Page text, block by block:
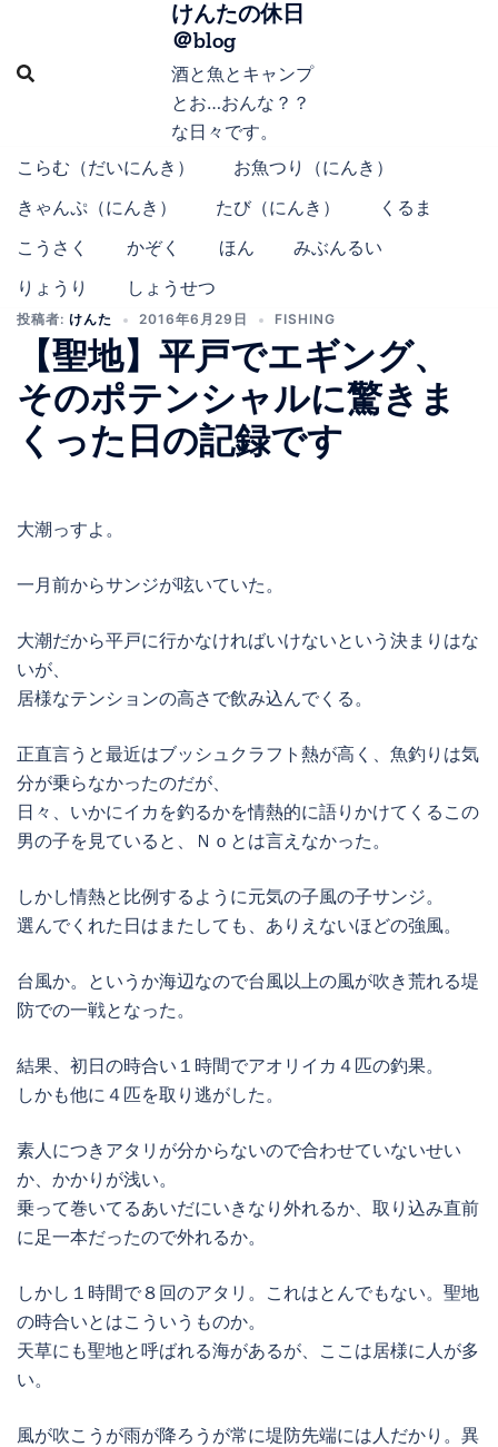
けんたの休日
＠blog
酒と魚とキャンプ
とお…おんな？？
な日々です。
こらむ（だいにんき）
お魚つり（にんき）
きゃんぷ（にんき）
たび（にんき）
くるま
こうさく
かぞく ほん
みぶんるい
りょうり
しょうせつ
投稿者: けんた 2016年6月29日 FISHING
【聖地】平戸でエギング、
そのポテンシャルに驚きま
くった日の記録です
大潮っすよ。
一月前からサンジが呟いていた。
大潮だから平戸に行かなければいけないという決まりはな
いが、
居様なテンションの高さで飲み込んでくる。
正直言うと最近はブッシュクラフト熱が高く、魚釣りは気
分が乗らなかったのだが、
日々、いかにイカを釣るかを情熱的に語りかけてくるこの
男の子を見ていると、Ｎｏとは言えなかった。
しかし情熱と比例するように元気の子風の子サンジ。
選んでくれた日はまたしても、ありえないほどの強風。
台風か。というか海辺なので台風以上の風が吹き荒れる堤
防での一戦となった。
結果、初日の時合い１時間でアオリイカ４匹の釣果。
しかも他に４匹を取り逃がした。
素人につきアタリが分からないので合わせていないせい
か、かかりが浅い。
乗って巻いてるあいだにいきなり外れるか、取り込み直前
に足一本だったので外れるか。
しかし１時間で８回のアタリ。これはとんでもない。聖地
の時合いとはこういうものか。
天草にも聖地と呼ばれる海があるが、ここは居様に人が多
い。
風が吹こうが雨が降ろうが常に堤防先端には人だかり。異